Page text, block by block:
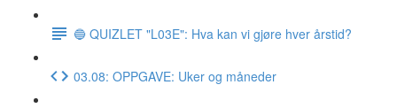
🔵 QUIZLET "L03E": Hva kan vi gjøre hver årstid?
03.08: OPPGAVE: Uker og måneder